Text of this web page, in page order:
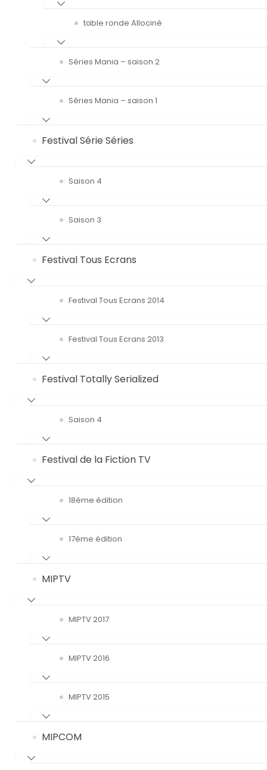
table ronde Allociné
Séries Mania – saison 2
Séries Mania – saison 1
Festival Série Séries
Saison 4
Saison 3
Festival Tous Ecrans
Festival Tous Ecrans 2014
Festival Tous Ecrans 2013
Festival Totally Serialized
Saison 4
Festival de la Fiction TV
18ème édition
17ème édition
MIPTV
MIPTV 2017
MIPTV 2016
MIPTV 2015
MIPCOM